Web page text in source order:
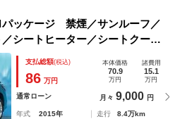
ッケージ 禁煙／サンルーフ／
シートヒーター／シートクーラ
ドライト／衝突軽減ブレーキ／
ンドスポットモニター／ＥＴＣ
支払総額(税込)
86 万円
本体価格
70.9
万円
諸費用
15.1
万円
通常ローン 月々 9,000 円
年式 2015年 走行
8.4万km